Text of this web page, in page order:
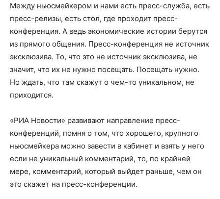
Между ньюсмейкером и нами есть пресс-служба, есть
пресс-релизы, есть стол, где проходит пресс-
конференция. А ведь экономические истории берутся
из прямого общения. Пресс-конференция не источник
эксклюзива. То, что это не источник эксклюзива, не
значит, что их не нужно посещать. Посещать нужно.
Но ждать, что там скажут о чем-то уникальном, не
приходится.
«РИА Новости» развивают направление пресс-
конференций, помня о том, что хорошего, крупного
ньюсмейкера можно завести в кабинет и взять у него
если не уникальный комментарий, то, по крайней
мере, комментарий, который выйдет раньше, чем он
это скажет на пресс-конференции.